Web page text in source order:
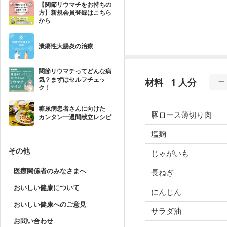
【関節リウマチをお持ちの
方】新規会員登録はこちら
から
潰瘍性大腸炎の治療
関節リウマチってどんな病
気？まずはセルフチェッ
ク！
糖尿病患者さんに向けた
カンタン一週間献立レシピ
その他
医療関係者のみなさまへ
おいしい健康について
おいしい健康へのご意見
お問い合わせ
材料 1 人分
豚ロース薄切り肉
塩麹
じゃがいも
長ねぎ
にんじん
サラダ油